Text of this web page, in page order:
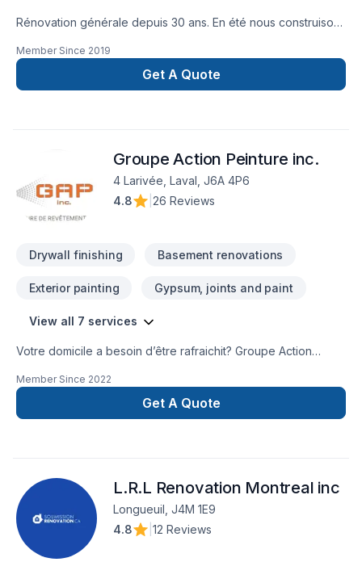
Rénovation générale depuis 30 ans. En été nous construisons
rénovation de sous-sol, cuisine, salle de bain...Visitez notre
Member Since 2019
Get A Quote
Groupe Action Peinture inc.
4 Larivée, Laval, J6A 4P6
4.8
26 Reviews
Drywall finishing Basement renovations
Exterior painting Gypsum, joints and paint
View all 7 services
Votre domicile a besoin d’être rafraichit? Groupe Action
votre revêtement extérieur. Nous offrons des services de
peinture résidentielle dans la région de la rive-nord de
Montréal, ainsi que quelques secteurs à Montréal. Nous
Member Since 2022
Get A Quote
L.R.L Renovation Montreal inc
Longueuil, J4M 1E9
4.8
12 Reviews